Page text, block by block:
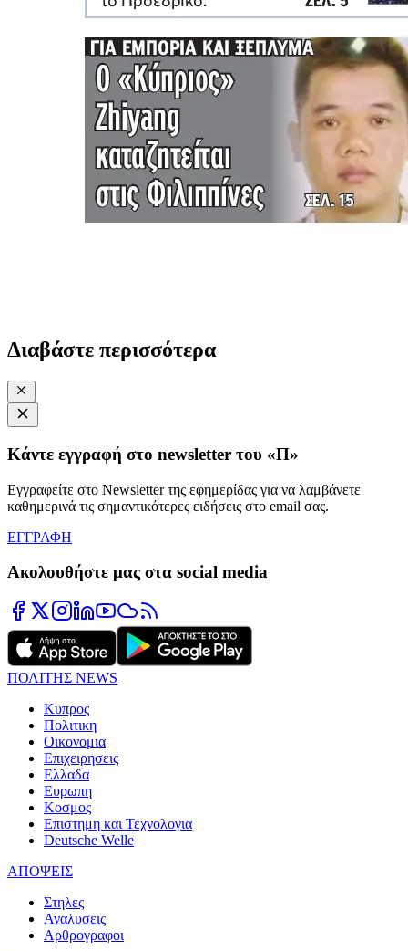
Διαβάστε περισσότερα
Κάντε εγγραφή στο newsletter του «Π»
Εγγραφείτε στο Newsletter της εφημερίδας για να λαμβάνετε
καθημερινά τις σημαντικότερες ειδήσεις στο email σας.
ΕΓΓΡΑΦΗ
Ακολουθήστε μας στα social media
ΠΟΛΙΤΗΣ NEWS
Κυπρος
Πολιτικη
Οικονομια
Επιχειρησεις
Ελλαδα
Ευρωπη
Κοσμος
Επιστημη και Τεχνολογια
Deutsche Welle
ΑΠΟΨΕΙΣ
Στηλες
Αναλυσεις
Αρθρογραφοι